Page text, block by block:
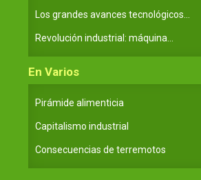
Los grandes avances tecnológicos...
Revolución industrial: máquina...
En Varios
Pirámide alimenticia
Capitalismo industrial
Consecuencias de terremotos